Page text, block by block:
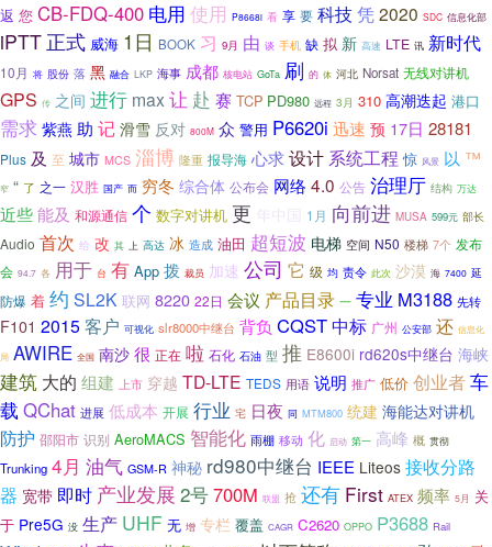
返 您 CB-FDQ-400 电用 使用 P8668i 看 享 要 科技凭2020 SDC 信息化部
iPTT 正式 威海 1日 BOOK 习 9月 由 谈 手机 缺 拟 新 高速 LTE 讯 新时代
10月 将 股份 落 黑 融合 LKP 海事 成都 核电站 GoTa 刷 的 体 河北 Norsat 无线对讲机
GPS 传 之间 进行 max 让 赴 赛 TCP PD980 远程 3月 310 高潮迭起 港口
需求 紫燕 助 记 滑雪 反对 800M 众 警用 P6620i 迅速 预 17日 28181
Plus 及 至 城市 MCS 淄博 隆重 报导海 心求设计 系统工程 惊 风景 以 ™
窄 “ 了 之一 汉胜 国产 而 穷冬 综合体 公布会 网络 4.0 公告 治理厅 结构 万达
近些能及 和源通信 个 数字对讲机 更 年中国 1月 向前进 MUSA 599元 部长
Audio 首次 给 改 其 上 高达 冰 造成 油田 超短波 电梯 空间 N50 楼梯 7个 发布
会 94.7 各 用于 台 有 App 拨 裁员 加速 公司 它 级 均 责令 此次 沙漠 海 7400 延
防爆 着 约 SL2K 联网 8220 22日 会议 产品目录 一 专业 M3188 先转
F101 2015 客户 可视化 slr8000中继台 背负 CQST中标 广州 公安部 还 信息化
局 AWIRE 全国 南沙 很 正在 啦 石化 石油 型 推 E8600i rd620s中继台 海峡
建筑 大的 组建 上市 穿越 TD-LTE TEDS 用语 说明 推广 低价 创业者车
载 QChat 进展 低成本 开展 行业 宅 日夜 同 MTM800 统建 海能达对讲机
防护 邵阳市 识别 AeroMACS 智能化 雨棚 移动 化 启动 第一 高峰 概 贯彻
Trunking 4月 油气 GSM-R 神秘 rd980中继台 IEEE Liteos 接收分路
器 宽带 即时 产业发展 2号700M 联盟 抢 还有 First ATEX 频率 5月 关
于 Pre5G 没 生产 UHF 无 增 专栏 覆盖 CAGR C2620 OPPO P3688 Rail